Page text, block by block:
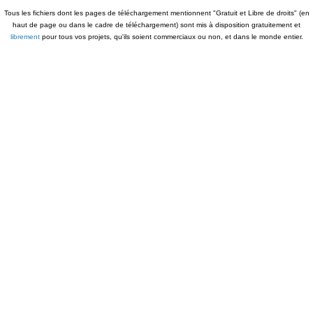
Tous les fichiers dont les pages de téléchargement mentionnent "Gratuit et Libre de droits" (en
haut de page ou dans le cadre de téléchargement) sont mis à disposition gratuitement et
librementpour tous vos projets, qu'ils soient commerciaux ou non, et dans le monde entier.